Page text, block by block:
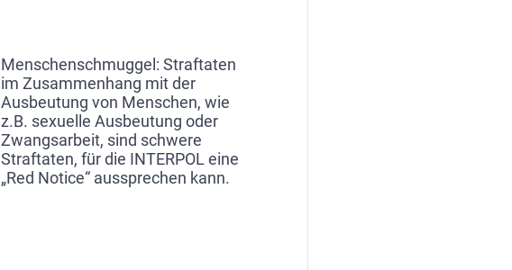
Menschenschmuggel: Straftaten
im Zusammenhang mit der
Ausbeutung von Menschen, wie
z.B. sexuelle Ausbeutung oder
Zwangsarbeit, sind schwere
Straftaten, für die INTERPOL eine
„Red Notice“ aussprechen kann.